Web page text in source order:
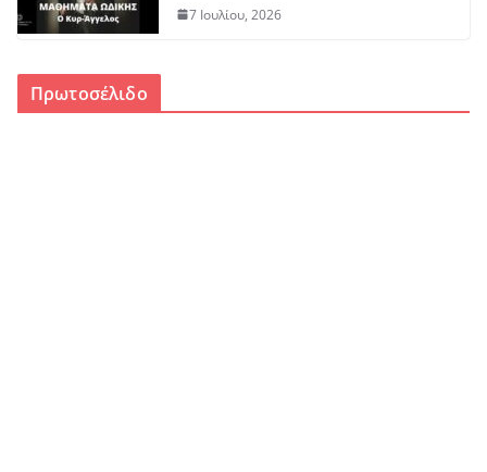
7 Ιουλίου, 2026
Πρωτοσέλιδο